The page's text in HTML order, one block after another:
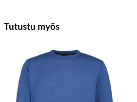
Tutustu myös